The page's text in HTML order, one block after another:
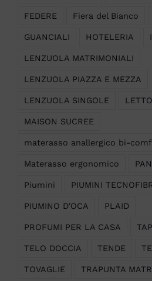
FEDERE Fiera del Bianco
GUANCIALI HOTELERIA
LENZUOLA MATRIMONIALI
LENZUOLA PIAZZA E MEZZA
LENZUOLA SINGOLE
MAISON SUCREE
materasso anallergico bi-
Materasso ergonomico
Piumini PIUMINI
PIUMINO D'OCA PLAID
PROFUMI PER LA CASA
TELO DOCCIA TENDE
TOVAGLIE TRAPUNTA